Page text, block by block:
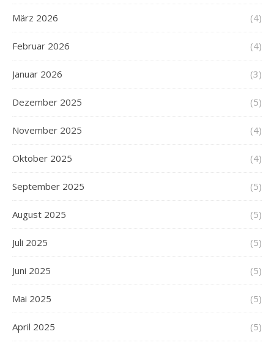
März 2026 (4)
Februar 2026 (4)
Januar 2026 (3)
Dezember 2025 (5)
November 2025 (4)
Oktober 2025 (4)
September 2025 (5)
August 2025 (5)
Juli 2025 (5)
Juni 2025 (5)
Mai 2025 (5)
April 2025 (5)